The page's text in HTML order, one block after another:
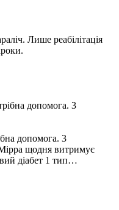
Лише реабілітація
допомога. 3
щодня витримує
діабет 1 тип…